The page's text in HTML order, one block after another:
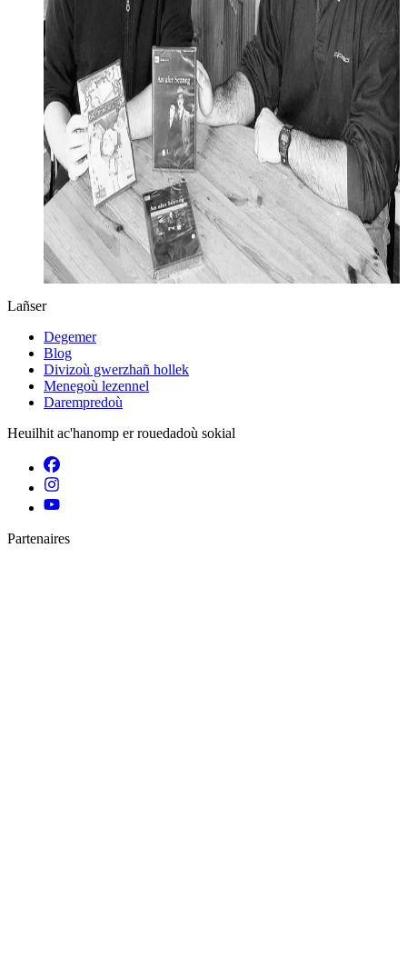
Lañser
Degemer
Blog
Divizoù gwerzhañ hollek
Menegoù lezennel
Darempredoù
Heuilhit ac'hanomp er rouedadoù sokial
Partenaires